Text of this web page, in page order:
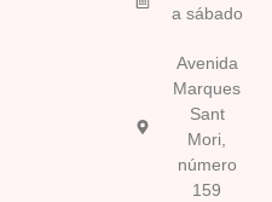
a sábado
Avenida
Marques
Sant
Mori,
número
159